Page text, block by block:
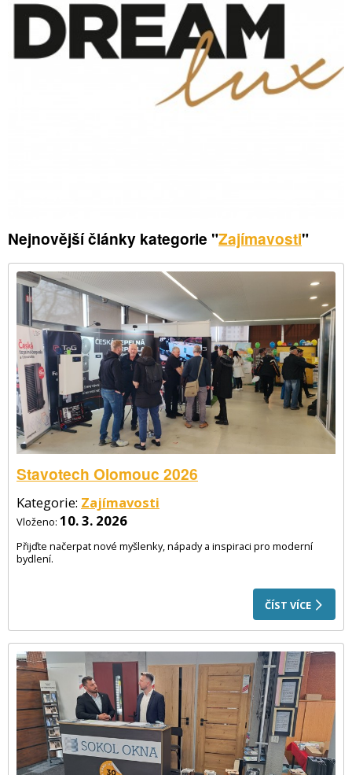
Nejnovější články kategorie "Zajímavosti"
Stavotech Olomouc 2026
Kategorie: Zajímavosti
Vloženo: 10. 3. 2026
Přijďte načerpat nové myšlenky, nápady a inspiraci pro moderní
bydlení.
ČÍST VÍCE